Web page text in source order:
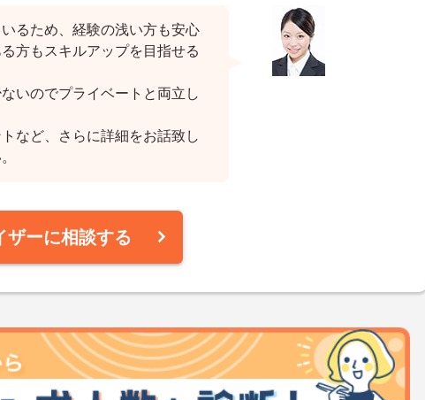
るため、経験の浅い方も安心
方もスキルアップを目指せる
いのでプライベートと両立し
など、さらに詳細をお話致し
ザーに相談する